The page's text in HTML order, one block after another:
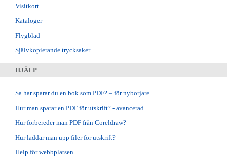
Visitkort
Kataloger
Flygblad
Självkopierande trycksaker
HJÄLP
Sa har sparar du en bok som PDF? – för nyborjare
Hur man sparar en PDF för utskrift? - avancerad
Hur förbereder man PDF från Coreldraw?
Hur laddar man upp filer för utskrift?
Help för webbplatsen